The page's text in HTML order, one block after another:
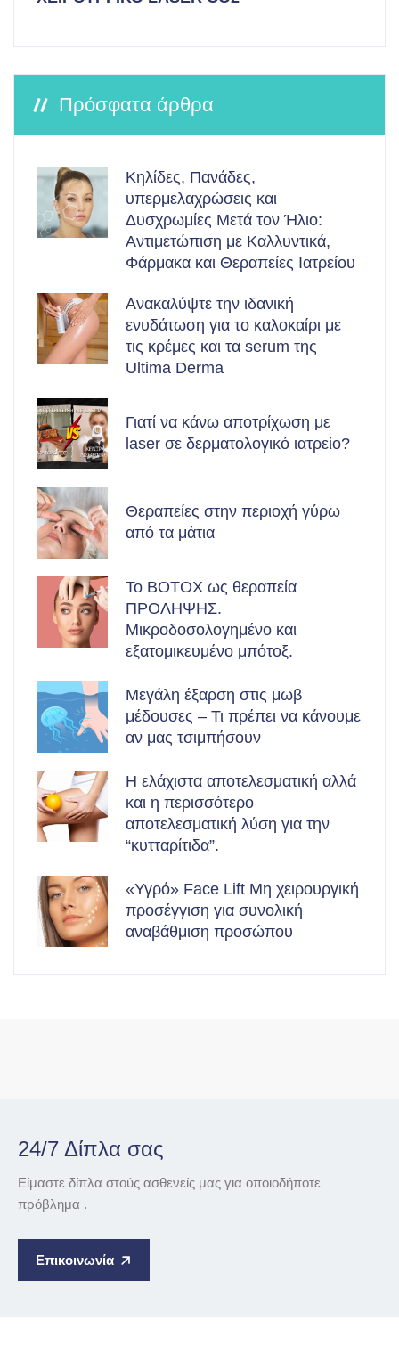
Πρόσφατα άρθρα
Κηλίδες, Πανάδες,
υπερμελαχρώσεις και
Δυσχρωμίες Μετά τον Ήλιο:
Αντιμετώπιση με Καλλυντικά,
Φάρμακα και Θεραπείες Ιατρείου
Ανακαλύψτε την ιδανική
ενυδάτωση για το καλοκαίρι με
τις κρέμες και τα serum της
Ultima Derma
Γιατί να κάνω αποτρίχωση με
laser σε δερματολογικό ιατρείο?
Θεραπείες στην περιοχή γύρω
από τα μάτια
Το BOTOX ως θεραπεία
ΠΡΟΛΗΨΗΣ.
Μικροδοσολογημένο και
εξατομικευμένο μπότοξ.
Μεγάλη έξαρση στις μωβ
μέδουσες – Τι πρέπει να κάνουμε
αν μας τσιμπήσουν
Η ελάχιστα αποτελεσματική αλλά
και η περισσότερο
αποτελεσματική λύση για την
“κυτταρίτιδα”.
«Υγρό» Face Lift Μη χειρουργική
προσέγγιση για συνολική
αναβάθμιση προσώπου
24/7 Δίπλα σας
Είμαστε δίπλα στούς ασθενείς μας για οποιοδήποτε
πρόβλημα .
Επικοινωνία